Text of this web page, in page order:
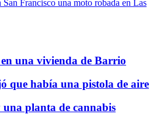
una vivienda de Barrio
que había una pistola de aire
planta de cannabis